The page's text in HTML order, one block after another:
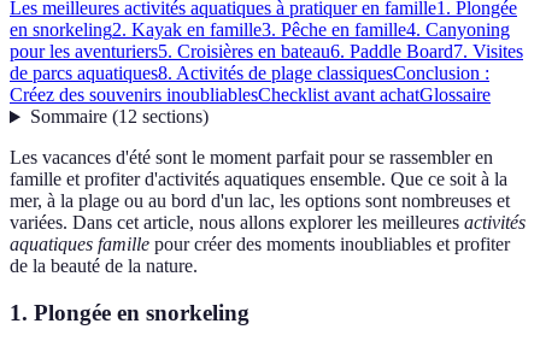
Les meilleures activités aquatiques à pratiquer en famille1. Plongée
en snorkeling2. Kayak en famille3. Pêche en famille4. Canyoning
pour les aventuriers5. Croisières en bateau6. Paddle Board7. Visites
de parcs aquatiques8. Activités de plage classiquesConclusion :
Créez des souvenirs inoubliablesChecklist avant achatGlossaire
Sommaire(12 sections)
Les vacances d'été sont le moment parfait pour se rassembler en
famille et profiter d'activités aquatiques ensemble. Que ce soit à la
mer, à la plage ou au bord d'un lac, les options sont nombreuses et
variées. Dans cet article, nous allons explorer les meilleures activités
aquatiques famille pour créer des moments inoubliables et profiter
de la beauté de la nature.
1. Plongée en snorkeling